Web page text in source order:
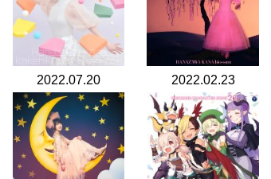
2022.07.20 2022.02.23